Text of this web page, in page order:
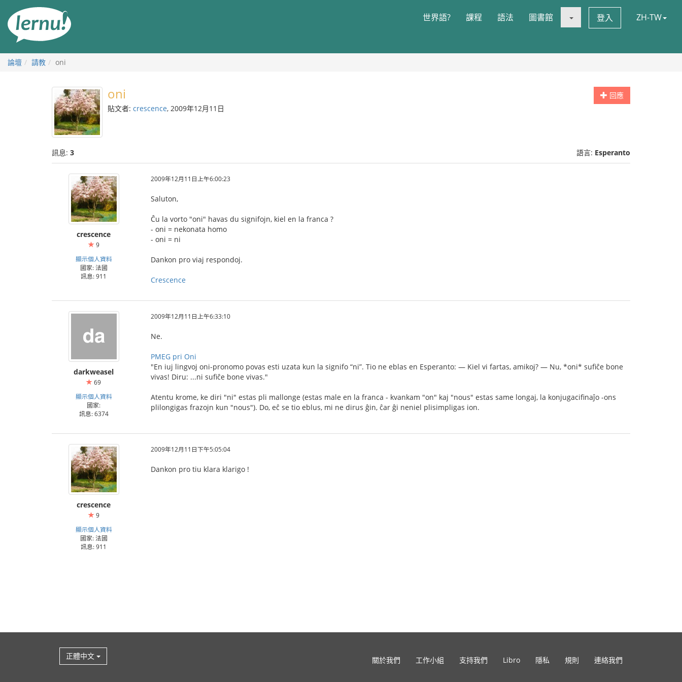
世界語? 課程 語法 圖書館 登入 ZH-TW
論壇 請教 oni
回應
oni
貼文者: crescence, 2009年12月11日
訊息: 3 語言: Esperanto
crescence
9
顯示個人資料
國家: 法國
訊息: 911
2009年12月11日上午6:00:23
Saluton,
Ĉu la vorto "oni" havas du signifojn, kiel en la franca ?
- oni = nekonata homo
- oni = ni
Dankon pro viaj respondoj.
Crescence
darkweasel
69
顯示個人資料
國家:
訊息: 6374
2009年12月11日上午6:33:10
Ne.
PMEG pri Oni
"En iuj lingvoj oni-pronomo povas esti uzata kun la signifo “ni”. Tio ne eblas en Esperanto: — Kiel vi fartas, amikoj? — Nu, *oni* sufiĉe bone
vivas! Diru: ...ni sufiĉe bone vivas."
Atentu krome, ke diri "ni" estas pli mallonge (estas male en la franca - kvankam "on" kaj "nous" estas same longaj, la konjugacifinaĵo -ons
plilongigas frazojn kun "nous"). Do, eĉ se tio eblus, mi ne dirus ĝin, ĉar ĝi neniel plisimpligas ion.
crescence
9
顯示個人資料
國家: 法國
訊息: 911
2009年12月11日下午5:05:04
Dankon pro tiu klara klarigo !
正體中文 關於我們 工作小組 支持我們 Libro 隱私 規則 連絡我們